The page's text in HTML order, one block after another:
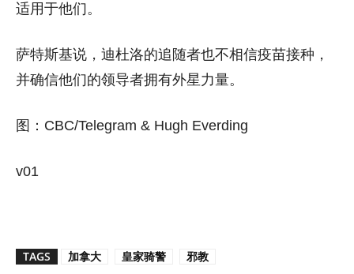
适用于他们。
萨特斯基说，迪杜洛的追随者也不相信疫苗接种，
并确信他们的领导者拥有外星力量。
图：CBC/Telegram & Hugh Everding
v01
TAGS 加拿大 皇家骑警 邪教